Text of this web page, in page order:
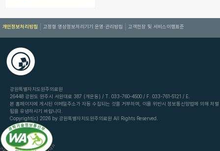
개인정보처리방침 고정형 영상정보처리기기 운영·관리방침 고객헌장 및 서비스이행표준
강원특별자치도원주의료원
26448 강원도 원주시 서원대로 387 (개운동) / T. 033-760-4500 / F. 033-761-5121 / E.
본 홈페이지에 게시된 이메일주소가 자동 수집되는 것을 거부하며, 이를 위반시 정보통신망법에 의해 처벌
됨을 유념하시기 바랍니다.
Copyright(c) 2026 by 강원특별자치도원주의료원 All Rights Reserved.